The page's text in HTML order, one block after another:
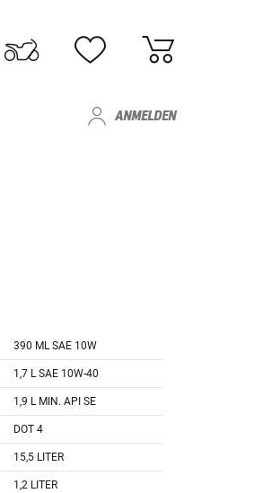
ANMELDEN
390 ML SAE 10W
1,7 L SAE 10W-40
1,9 L MIN. API SE
DOT 4
15,5 LITER
1,2 LITER